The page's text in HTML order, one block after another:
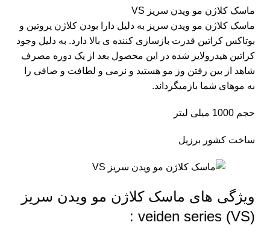
ماسک کلاژن مو ویدن سریز VS
ماسک کلاژن مو ویدن سریز به دلیل دارا بودن کلاژن پروتین و
بوتاکس کراتین قدرت بازسازی کننده ی بالا دارد. به دلیل وجود
کراتین هیدرولایز شده در این محصول بعد از یک دوره مصرف
شاهد از بین رفتن وز مو هستید و نرمی و لطافت و صافی را
به موهای شما بازمیگرداند.
حجم 1000 میلی لیتر
ساخت کشور برزیل
ویژگی های ماسک کلاژن مو ویدن سریز
veiden series (VS) :